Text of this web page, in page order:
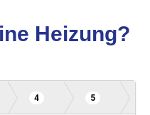
Heizung?